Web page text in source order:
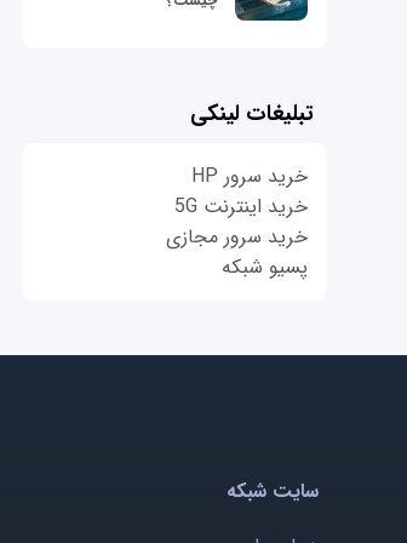
تبلیغات لینکی
خرید سرور HP
خرید اینترنت 5G
خرید سرور مجازی
پسیو شبکه
سایت شبکه